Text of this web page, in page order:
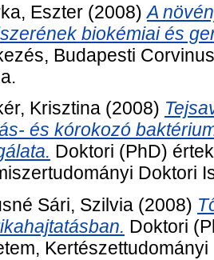
Eszter (2008)A
biokémiai és
Budapesti
Krisztina (2008)
és kórokozó
Doktori (PhD)
Doktori
Sári, Szilvia (2008)
Doktori